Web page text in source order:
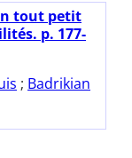
tout petit
p. 177-
; Badrikian